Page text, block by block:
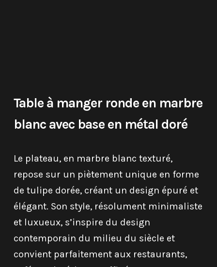
Table à manger ronde en marbre
blanc avec base en métal doré
Le plateau, en marbre blanc texturé,
repose sur un piètement unique en forme
de tulipe dorée, créant un design épuré et
élégant. Son style, résolument minimaliste
et luxueux, s’inspire du design
contemporain du milieu du siècle et
convient parfaitement aux restaurants,